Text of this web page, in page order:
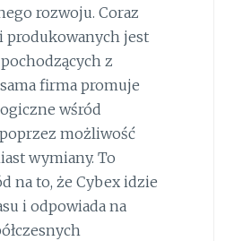
rozwoju. Coraz
produkowanych jest
z
firma promuje
wśród
możliwość
wymiany. To
na to, że Cybex idzie
i odpowiada na